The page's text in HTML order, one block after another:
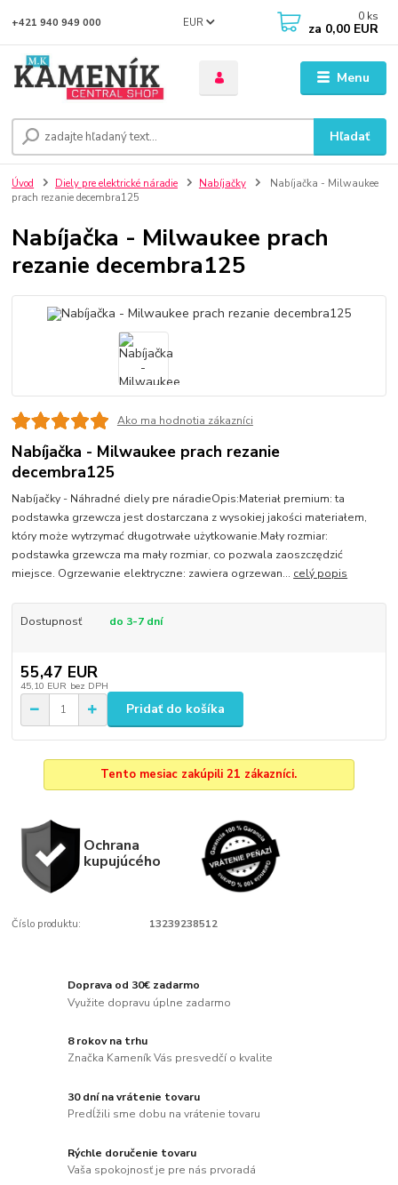
Menu
EUR
Hľadať
+421 940 949 000 0 ks
za 0,00 EUR
Úvod Diely pre elektrické náradie Nabíjačky
Nabíjačka - Milwaukee
prach rezanie decembra125
Nabíjačka - Milwaukee prach
rezanie decembra125
Ako ma hodnotia zákazníci
Nabíjačka - Milwaukee prach rezanie
decembra125
Nabíjačky - Náhradné diely pre náradieOpis:Materiał premium: ta
podstawka grzewcza jest dostarczana z wysokiej jakości materiałem,
który może wytrzymać długotrwałe użytkowanie.Mały rozmiar:
podstawka grzewcza ma mały rozmiar, co pozwala zaoszczędzić
miejsce. Ogrzewanie elektryczne: zawiera ogrzewan... celý popis
Dostupnosť do 3-7 dní
55,47 EUR
45,10 EUR bez DPH
Pridať do košíka
Tento mesiac zakúpili 21 zákazníci.
Ochrana
kupujúcého
Číslo produktu: 13239238512
Doprava od 30€ zadarmo
Využite dopravu úplne zadarmo
8 rokov na trhu
Značka Kameník Vás presvedčí o kvalite
30 dní na vrátenie tovaru
Predĺžili sme dobu na vrátenie tovaru
Rýchle doručenie tovaru
Vaša spokojnosť je pre nás prvoradá